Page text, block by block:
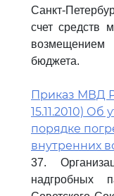
Санкт-
счет средств
возмещением
бюджета.
Приказ МВД
15.11.2010)
порядке
внутренних
37.
надгробных